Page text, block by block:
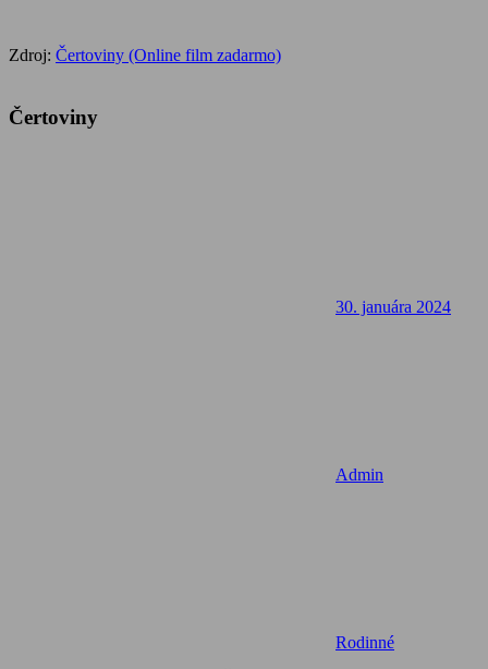
Zdroj: Čertoviny (Online film zadarmo)
Čertoviny
30. januára 2024
Admin
Rodinné